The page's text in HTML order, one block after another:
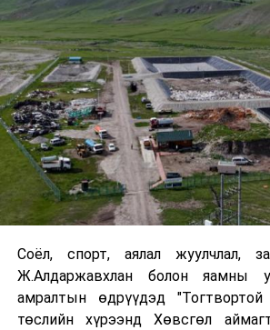
Соёл, спорт, аялал жуулчлал,
Ж.Алдаржавхлан болон яамны
амралтын өдрүүдэд "Тогтвортой
төслийн хүрээнд Хөвсгөл